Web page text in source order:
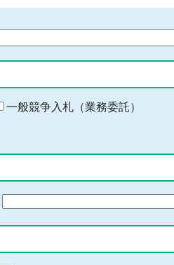
一般競争入札（業務委託）